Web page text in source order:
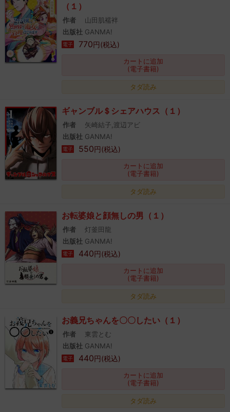
（１）
作者
山田肌襦袢
出版社 GANMA!
電子 770円(税込)
カートに追加
(電子書籍)
タダ読み
ギャンブル＄シェアハウス（１）
作者
矢崎結子,渡辺アビ
出版社 GANMA!
電子 550円(税込)
カートに追加
(電子書籍)
タダ読み
お転婆娘と顔無しの男（１）
作者
灯釜田龍
出版社 GANMA!
電子 440円(税込)
カートに追加
(電子書籍)
タダ読み
お義兄ちゃんを〇〇したい（１）
作者
東雲とむ
出版社 GANMA!
電子 440円(税込)
カートに追加
(電子書籍)
タダ読み